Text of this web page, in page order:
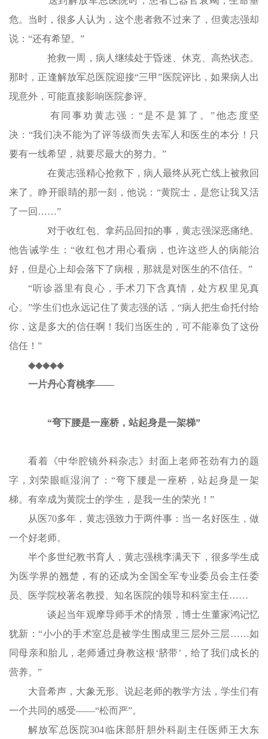
危。当时，很多人认为，这个患者救不过来了，但黄志强却
说：“还有希望。”
抢救一周，病人继续处于昏迷、休克、高热状态。
那时，正逢解放军总医院迎接“三甲”医院评比，如果病人出
现意外，可能直接影响医院参评。
有同事劝黄志强：“是不是算了。”他态度坚
决：“我们决不能为了评等级而失去军人和医生的本分！只
要有一线希望，就要尽最大的努力。”
在黄志强精心抢救下，病人最终从死亡线上被救回
来了。睁开眼睛的那一刻，他说：“黄院士，是您让我又活
了一回……”
对于收红包、拿药品回扣的事，黄志强深恶痛绝。
他告诫学生：“收红包才用心看病，也许这些人的病能治
好，但是心上却会落下了病根，那就是对医生的不信任。”
“听诊器里有良心，手术刀下含真情，处方权里见真
心。”学生们也永远记住了黄志强的话，“病人把生命托付给
你，这是多大的信任啊！我们当医生的，可不能辜负了这份
信任！”
◆◆◆◆◆
一片丹心育桃李——
“弯下腰是一座桥，站起身是一架梯”
看着《中华腔镜外科杂志》封面上老师苍劲有力的题
字，刘荣眼眶湿润了：“弯下腰是一座桥，站起身是一架
梯。有幸成为黄院士的学生，是我一生的荣光！”
从医70多年，黄志强致力于两件事：当一名好医生，做
一个好老师。
半个多世纪教书育人，黄志强桃李满天下，很多学生成
为医学界的翘楚，有的还成为全国全军专业委员会主任委
员、医学院校著名教授、知名医院的领导和科室主任……
谈起当年观摩导师手术的情景，博士生董家鸿记忆
犹新：“小小的手术室总是被学生围成里三层外三层……如
同母亲和胎儿，老师通过身教这根‘脐带’，给了我们成长的
营养。”
大音希声，大象无形。说起老师的教学方法，学生们有
一个共同的感受——“松而严”。
解放军总医院304临床部肝胆外科副主任医师王大东